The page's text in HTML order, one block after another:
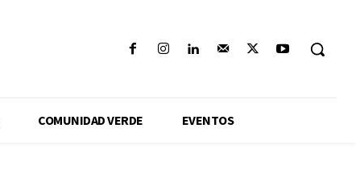
COMUNIDAD VERDE EVENTOS